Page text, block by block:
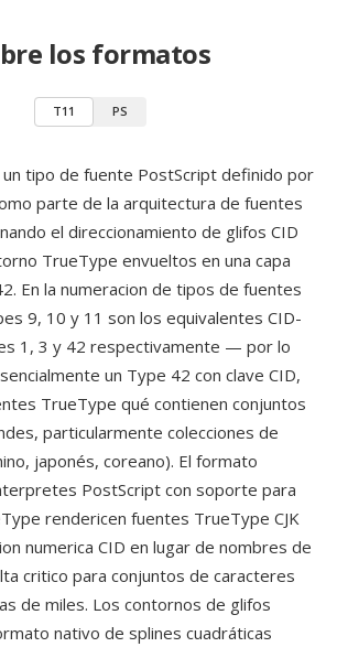
los formatos
T11 PS
tipo de fuente PostScript definido por
parte de la arquitectura de fuentes
el direccionamiento de glifos CID
TrueType envueltos en una capa
En la numeracion de tipos de fuentes
9, 10 y 11 son los equivalentes CID-
1, 3 y 42 respectivamente — por lo
un Type 42 con clave CID,
TrueType qué contienen conjuntos
particularmente colecciones de
japonés, coreano). El formato
PostScript con soporte para
rendericen fuentes TrueType CJK
numerica CID en lugar de nombres de
critico para conjuntos de caracteres
de miles. Los contornos de glifos
nativo de splines cuadráticas